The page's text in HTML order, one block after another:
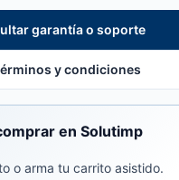
garantía o soporte
y condiciones
en Solutimp
o arma tu carrito asistido.